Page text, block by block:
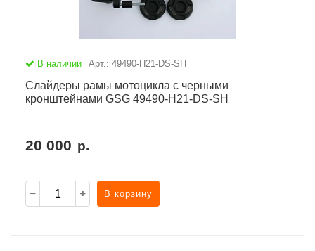
В наличии Арт.: 49490-H21-DS-SH
Слайдеры рамы мотоцикла с черными
кронштейнами GSG 49490-H21-DS-SH
20 000 р.
В корзину